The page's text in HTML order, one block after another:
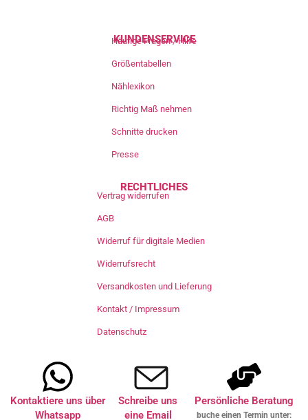
KUNDENSERVICE
Häufige Fragen / Hilfe
Größentabellen
Nählexikon
Richtig Maß nehmen
Schnitte drucken
Presse
RECHTLICHES
Vertrag widerrufen
AGB
Widerruf für digitale Medien
Widerrufsrecht
Versandkosten und Lieferung
Kontakt / Impressum
Datenschutz
Kontaktiere uns über
Whatsapp
Schreibe uns
eine Email
Persönliche Beratung
buche einen Termin unter: